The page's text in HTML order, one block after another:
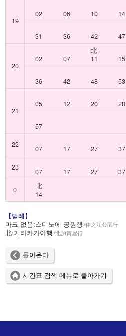
19
02 06 10 14
31 36 42 47
20
02 07
北
11
15
36 42 48 53
21
05 12 20 28
57
22
07 17 27 37
23
07 17 27 37
0
北
14
【범례】
마크 없음:스미노에 공원행 住之江公園行
北:기타카가야행 北加賀屋行
돌아온다
시간표 검색 메뉴로 돌아가기